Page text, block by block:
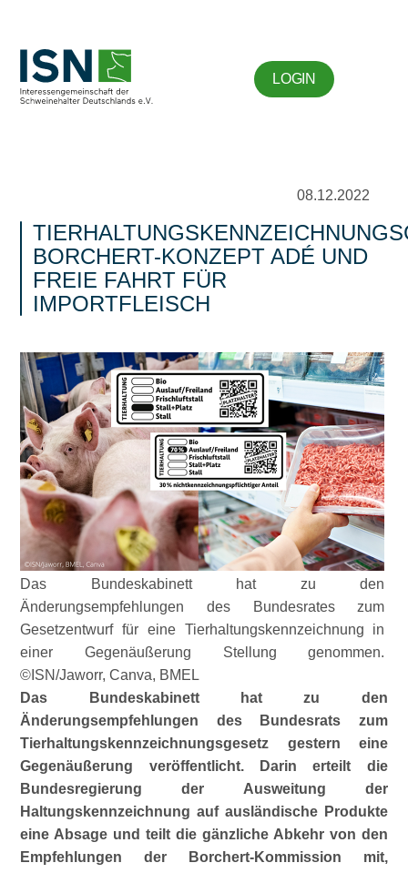
LOGIN
08.12.2022
BORCHERT-KONZEPT ADÉ UND
FREIE FAHRT FÜR
IMPORTFLEISCH
Das Bundeskabinett hat zu den
Änderungsempfehlungen des Bundesrates zum
Gesetzentwurf für eine Tierhaltungskennzeichnung in
einer Gegenäußerung Stellung genommen.
©ISN/Jaworr, Canva, BMEL
Das Bundeskabinett hat zu den
Änderungsempfehlungen des Bundesrats zum
Tierhaltungskennzeichnungsgesetz gestern eine
Gegenäußerung veröffentlicht. Darin erteilt die
Bundesregierung der Ausweitung der
Haltungskennzeichnung auf ausländische Produkte
eine Absage und teilt die gänzliche Abkehr von den
Empfehlungen der Borchert-Kommission mit,